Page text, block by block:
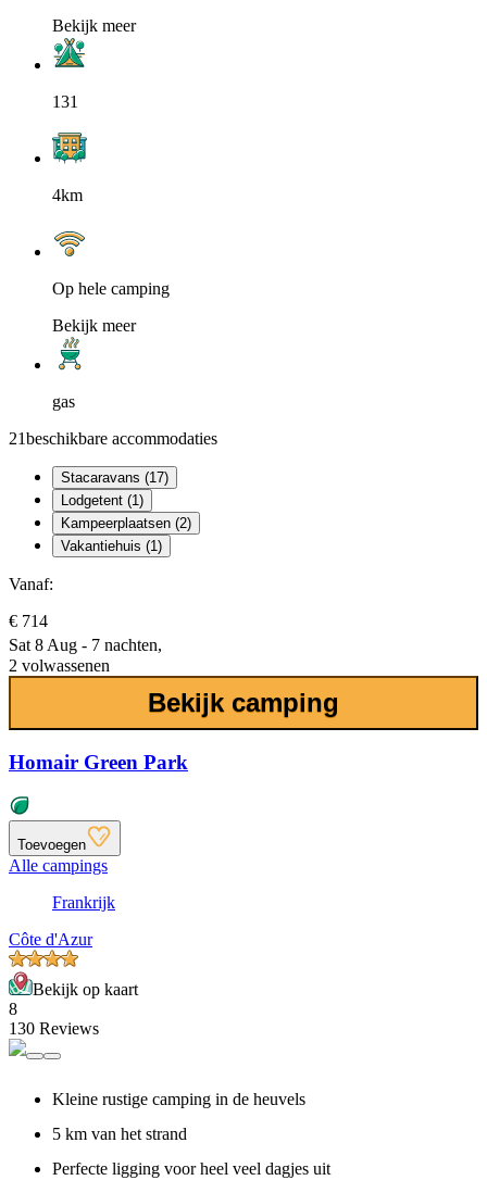
Bekijk meer
131
4km
Op hele camping
Bekijk meer
gas
21beschikbare accommodaties
Stacaravans (17)
Lodgetent (1)
Kampeerplaatsen (2)
Vakantiehuis (1)
Vanaf:
€ 714
Sat 8 Aug - 7 nachten,
2 volwassenen
Bekijk camping
Homair Green Park
Toevoegen
Alle campings
Frankrijk
Côte d'Azur
Bekijk op kaart
8
130 Reviews
Kleine rustige camping in de heuvels
5 km van het strand
Perfecte ligging voor heel veel dagjes uit